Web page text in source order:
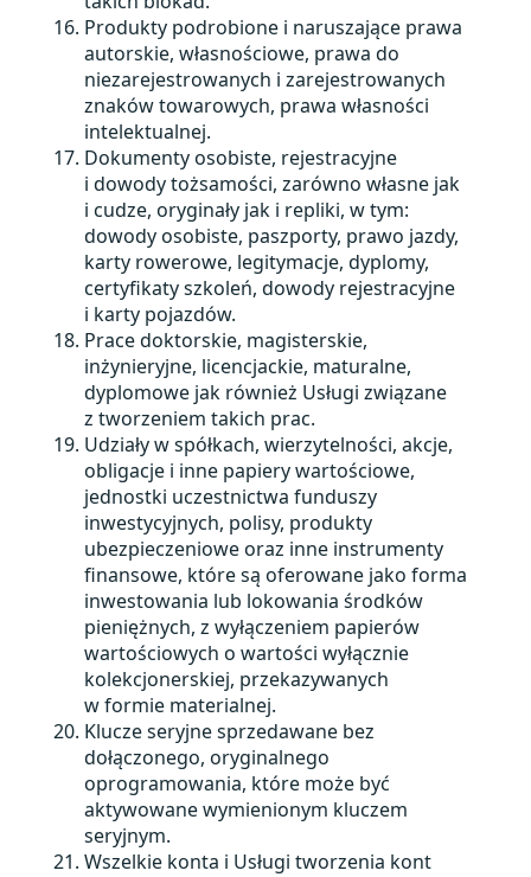
Produkty podrobione i naruszające prawa
autorskie, własnościowe, prawa do
niezarejestrowanych i zarejestrowanych
znaków towarowych, prawa własności
intelektualnej.
Dokumenty osobiste, rejestracyjne
i dowody tożsamości, zarówno własne jak
i cudze, oryginały jak i repliki, w tym:
dowody osobiste, paszporty, prawo jazdy,
karty rowerowe, legitymacje, dyplomy,
certyfikaty szkoleń, dowody rejestracyjne
i karty pojazdów.
Prace doktorskie, magisterskie,
inżynieryjne, licencjackie, maturalne,
dyplomowe jak również Usługi związane
z tworzeniem takich prac.
Udziały w spółkach, wierzytelności, akcje,
obligacje i inne papiery wartościowe,
jednostki uczestnictwa funduszy
inwestycyjnych, polisy, produkty
ubezpieczeniowe oraz inne instrumenty
finansowe, które są oferowane jako forma
inwestowania lub lokowania środków
pieniężnych, z wyłączeniem papierów
wartościowych o wartości wyłącznie
kolekcjonerskiej, przekazywanych
w formie materialnej.
Klucze seryjne sprzedawane bez
dołączonego, oryginalnego
oprogramowania, które może być
aktywowane wymienionym kluczem
seryjnym.
Wszelkie konta i Usługi tworzenia kont